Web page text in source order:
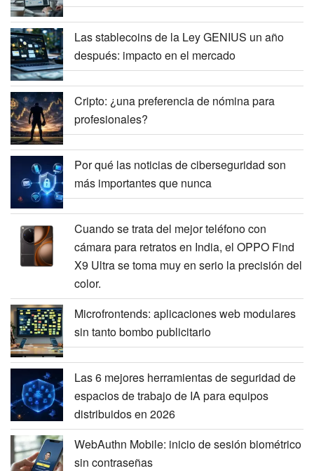
Las stablecoins de la Ley GENIUS un año
después: impacto en el mercado
Cripto: ¿una preferencia de nómina para
profesionales?
Por qué las noticias de ciberseguridad son
más importantes que nunca
Cuando se trata del mejor teléfono con
cámara para retratos en India, el OPPO Find
X9 Ultra se toma muy en serio la precisión del
color.
Microfrontends: aplicaciones web modulares
sin tanto bombo publicitario
Las 6 mejores herramientas de seguridad de
espacios de trabajo de IA para equipos
distribuidos en 2026
WebAuthn Mobile: inicio de sesión biométrico
sin contraseñas